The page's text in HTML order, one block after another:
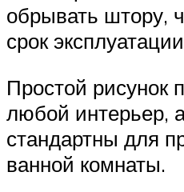
обрывать штору,
срок
Простой рисунок
любой интерьер,
стандартны для
ванной комнаты.